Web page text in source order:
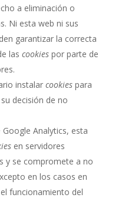
a eliminación o
Ni esta web ni sus
garantizar la correcta
las cookiespor parte de
instalar cookiespara
decisión de no
Analytics, esta
en servidores
y se compromete a no
en los casos en
funcionamiento del